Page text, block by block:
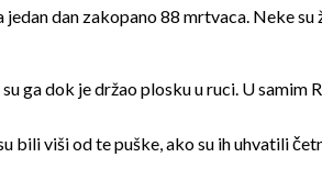
dan zakopano 88 mrtvaca. Neke
ga dok je držao plosku u ruci. U samim
bili viši od te puške, ako su ih uhvatili